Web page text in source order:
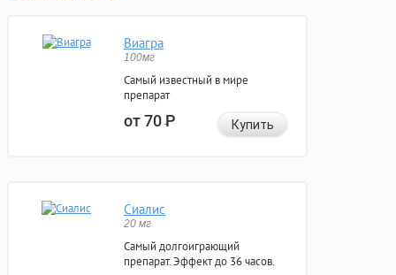
Виагра
100мг
Самый известный в мире
препарат
от 70Р Купить
Сиалис
20 мг
Самый долгоиграющий
препарат. Эффект до 36 часов.